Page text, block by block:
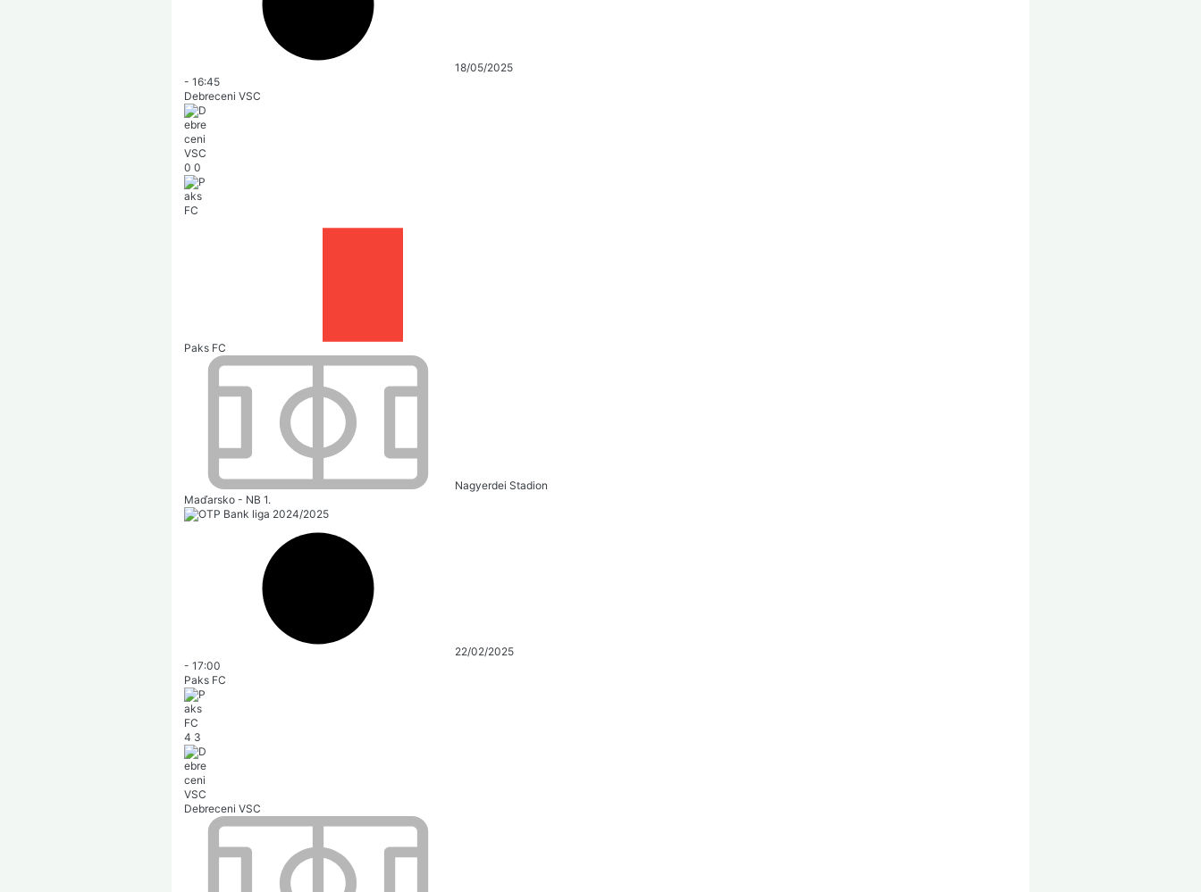
18/05/2025
- 16:45
Debreceni VSC
0 0
Paks FC
Nagyerdei Stadion
Maďarsko - NB 1.
22/02/2025
- 17:00
Paks FC
4 3
Debreceni VSC